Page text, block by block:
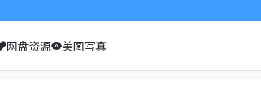
网盘资源 美图写真